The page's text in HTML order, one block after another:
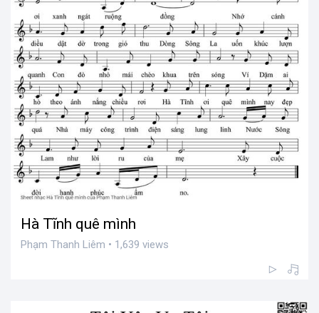
Hà Tĩnh quê mình
Phạm Thanh Liêm • 1,639 views